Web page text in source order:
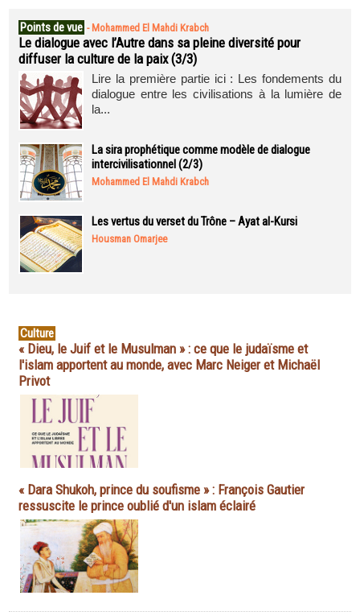
Points de vue - Mohammed El Mahdi Krabch
Le dialogue avec l’Autre dans sa pleine diversité pour
diffuser la culture de la paix (3/3)
Lire la première partie ici : Les fondements du
dialogue entre les civilisations à la lumière de
la...
La sira prophétique comme modèle de dialogue
intercivilisationnel (2/3)
Mohammed El Mahdi Krabch
Les vertus du verset du Trône – Ayat al-Kursi
Housman Omarjee
Culture
« Dieu, le Juif et le Musulman » : ce que le judaïsme et
l'islam apportent au monde, avec Marc Neiger et Michaël
Privot
« Dara Shukoh, prince du soufisme » : François Gautier
ressuscite le prince oublié d'un islam éclairé